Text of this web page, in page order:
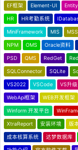
EF框架 Element-UI
HR HR考勤系统
MiniFramework MIS
NPM OMS Oracle资料
PSD QMS RedGet
SQLConnector SQLite
VS2022 VSCode VS升级
WebApi框架 WEB开发框架
Winform 开发平台
XtraReport 安装环境 版
成本核算系统 达梦数据库